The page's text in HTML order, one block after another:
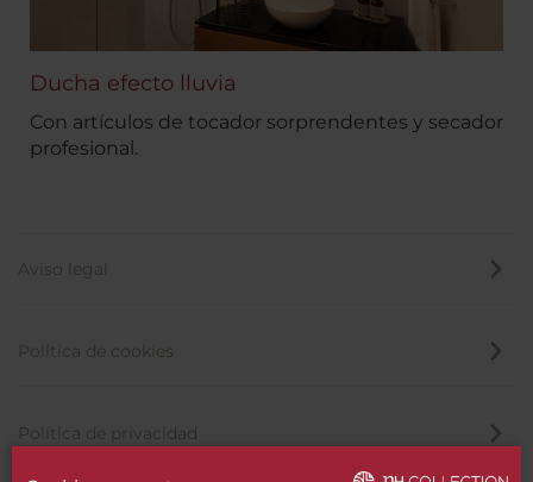
Ducha efecto lluvia
Con artículos de tocador sorprendentes y secador
profesional.
Aviso legal
Política de cookies
Política de privacidad